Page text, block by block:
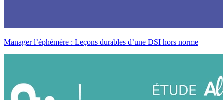
Manager l’éphémère : Leçons durables d’une DSI hors norme